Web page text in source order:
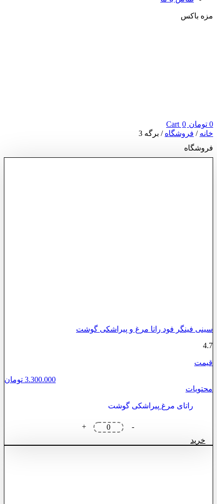
مزه باکس
0 تومان 0
Cart
خانه / فروشگاه / برگه 3
فروشگاه
سینی فینگر فود راتا مرغ و پیراشکی گوشت
4.7
قیمت
3.300.000 تومان
محتویات
راتای مرغ پیراشکی گوشت
-
سینی
فینگر
+
خرید